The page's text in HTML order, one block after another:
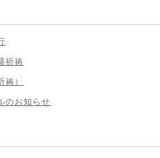
祈祷
）
のお知らせ